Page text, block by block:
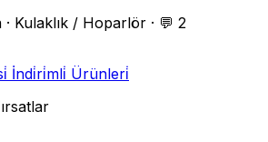
· Kulaklık / Hoparlör · 💬 2
İndi̇ri̇mli̇ Ürünleri̇